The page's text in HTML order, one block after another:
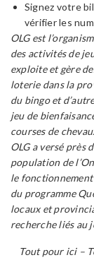
Signez votre
vérifier les
OLG est
des activités de
exploite et gère
loterie dans la
du bingo et
jeu de
courses de
OLG a versé près
population de
le fonctionnement
du programme
locaux et
recherche liés au
Tout pour ici –